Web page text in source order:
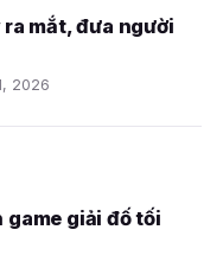
mắt, đưa người
2026
giải đố tối